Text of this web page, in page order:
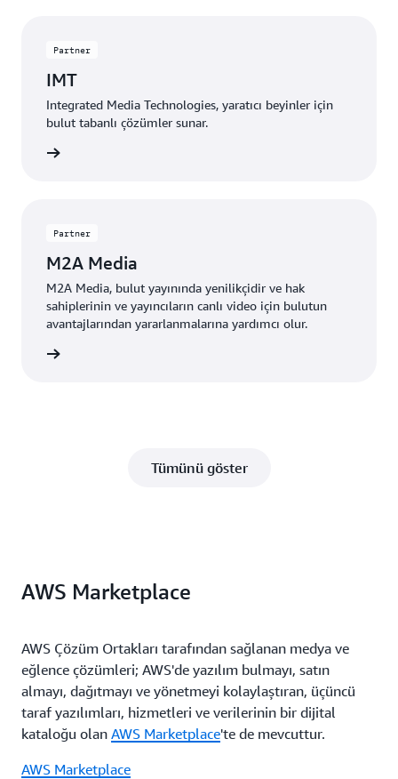
Partner
IMT
Integrated Media Technologies, yaratıcı beyinler için
bulut tabanlı çözümler sunar.
Partner
M2A Media
M2A Media, bulut yayınında yenilikçidir ve hak
sahiplerinin ve yayıncıların canlı video için bulutun
avantajlarından yararlanmalarına yardımcı olur.
Tümünü göster
AWS Marketplace
AWS Çözüm Ortakları tarafından sağlanan medya ve
eğlence çözümleri; AWS'de yazılım bulmayı, satın
almayı, dağıtmayı ve yönetmeyi kolaylaştıran, üçüncü
taraf yazılımları, hizmetleri ve verilerinin bir dijital
kataloğu olan AWS Marketplace'te de mevcuttur.
AWS Marketplace